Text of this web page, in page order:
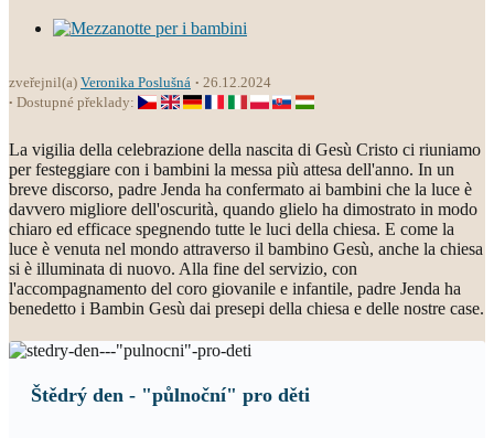
zveřejnil(a) Veronika Poslušná
26.12.2024
Dostupné překlady:
La vigilia della celebrazione della nascita di Gesù Cristo ci riuniamo
per festeggiare con i bambini la messa più attesa dell'anno. In un
breve discorso, padre Jenda ha confermato ai bambini che la luce è
davvero migliore dell'oscurità, quando glielo ha dimostrato in modo
chiaro ed efficace spegnendo tutte le luci della chiesa. E come la
luce è venuta nel mondo attraverso il bambino Gesù, anche la chiesa
si è illuminata di nuovo. Alla fine del servizio, con
l'accompagnamento del coro giovanile e infantile, padre Jenda ha
benedetto i Bambin Gesù dai presepi della chiesa e delle nostre case.
Štědrý den - "půlnoční" pro děti